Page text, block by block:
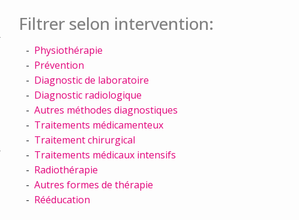
Filtrer selon intervention:
Physiothérapie
Prévention
Diagnostic de laboratoire
Diagnostic radiologique
Autres méthodes diagnostiques
Traitements médicamenteux
Traitement chirurgical
Traitements médicaux intensifs
Radiothérapie
Autres formes de thérapie
Rééducation